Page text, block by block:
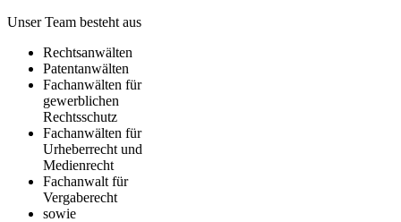
Unser Team besteht aus
Rechtsanwälten
Patentanwälten
Fachanwälten für
gewerblichen
Rechtsschutz
Fachanwälten für
Urheberrecht und
Medienrecht
Fachanwalt für
Vergaberecht
sowie